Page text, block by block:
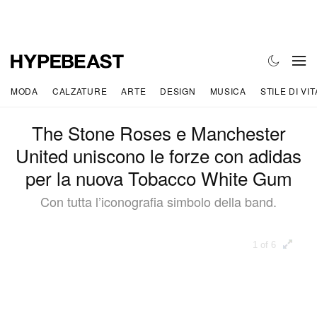
MODA CALZATURE ARTE DESIGN MUSICA STILE DI
The Stone Roses e Manchester
United uniscono le forze con adidas
per la nuova Tobacco White Gum
Con tutta l’iconografia simbolo della band.
1 of 6